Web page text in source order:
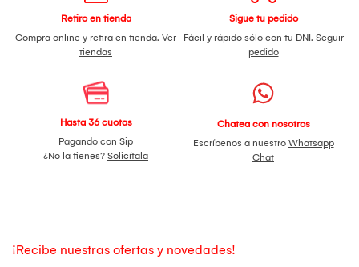
Retiro en tienda
Compra online y retira en tienda. Ver
tiendas
Sigue tu pedido
Fácil y rápido sólo con tu DNI. Seguir
pedido
Hasta 36 cuotas
Pagando con Sip
¿No la tienes? Solicítala
Chatea con nosotros
Escríbenos a nuestro Whatsapp
Chat
¡Recibe nuestras ofertas y novedades!